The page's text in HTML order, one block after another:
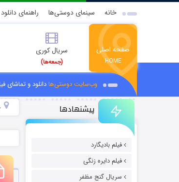
خانه سینمای دوستی‌ها راهنمای دانلود
صفحه اصلی
HOME
سریال کوری
(جمعه‌ها)
وب‌سایت دوستی‌هادانلود و تماشای
پیشنهادها
فیلم بادیگارد
فیلم دایره زنگی
سریال گنج مظفر